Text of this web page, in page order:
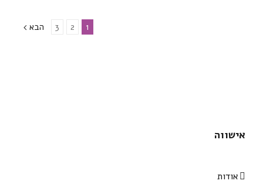
1
2
3
אישווה
אודות